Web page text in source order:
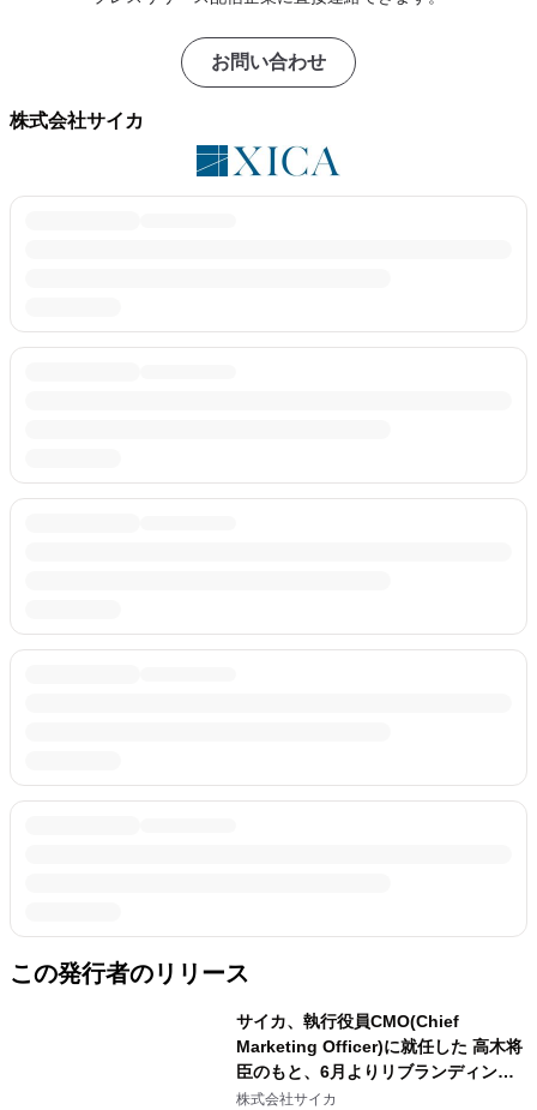
お問い合わせ
株式会社サイカ
この発行者のリリース
サイカ、執行役員CMO(Chief
Marketing Officer)に就任した 高木将
臣のもと、6月よりリブランディング
を本格始動
株式会社サイカ